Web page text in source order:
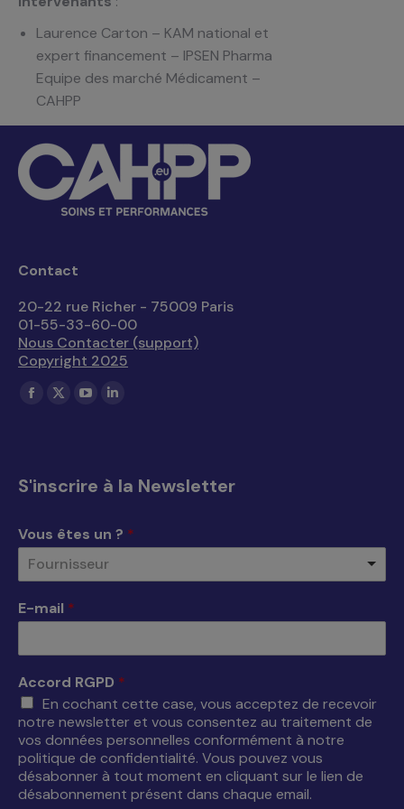
Laurence Carton – KAM national et
expert financement – IPSEN Pharma
Equipe des marché Médicament –
CAHPP
Contact
20-22 rue Richer - 75009 Paris
01-55-33-60-00
Nous Contacter (support)
Copyright 2025
Trouvez nous sur :
La
dans
nouvelle
fenêtre
La
dans
nouvelle
fenêtre
La
dans
nouvelle
fenêtre
La
dans
nouvelle
S'inscrire à la Newsletter
Vous êtes un ? *
Fournisseur
E-mail *
Accord RGPD *
En cochant cette case, vous acceptez de recevoir
notre newsletter et vous consentez au traitement de
vos données personnelles conformément à notre
politique de confidentialité. Vous pouvez vous
désabonner à tout moment en cliquant sur le lien de
désabonnement présent dans chaque email.